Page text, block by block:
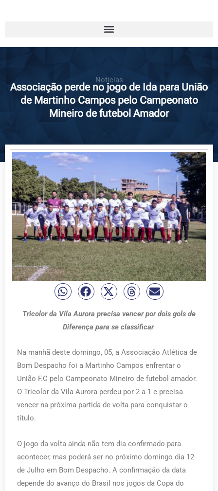
Notícias
Associação perde no jogo de Ida para União
de Martinho Campos pelo Campeonato
Mineiro de futebol Amador
Tricolor da Vila Aurora precisa vencer por dois gols de
Diferença para se classificar
Na manhã deste domingo, 05, a Associação Atlética de
Bom Despacho foi a Martinho Campos enfrentar o
União F.C pelo Campeonato Mineiro de futebol amador.
O Tricolor da Vila Aurora perdeu por 2 a 1 e precisa
vencer na próxima partida de volta para conquistar o
título.
O jogo da volta ainda não tem dia confirmado para
acontecer, mas poderá ser no próximo domingo dia 12
de Julho em Bom Despacho. A confirmação da data
depende do avanço do Brasil nos jogos da Copa do